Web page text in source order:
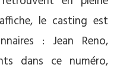
le casting est
: Jean Reno,
dans ce numéro,